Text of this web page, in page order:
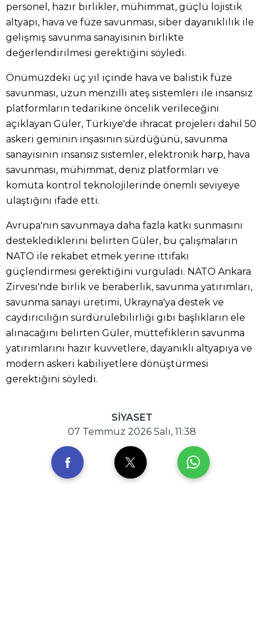
personel, hazır birlikler, mühimmat, güçlü lojistik
altyapı, hava ve füze savunması, siber dayanıklılık ile
gelişmiş savunma sanayisinin birlikte
değerlendirilmesi gerektiğini söyledi.
Önümüzdeki üç yıl içinde hava ve balistik füze
savunması, uzun menzilli ateş sistemleri ile insansız
platformların tedarikine öncelik verileceğini
açıklayan Güler, Türkiye'de ihracat projeleri dahil 50
askeri geminin inşasının sürdüğünü, savunma
sanayisinin insansız sistemler, elektronik harp, hava
savunması, mühimmat, deniz platformları ve
komuta kontrol teknolojilerinde önemli seviyeye
ulaştığını ifade etti.
Avrupa'nın savunmaya daha fazla katkı sunmasını
desteklediklerini belirten Güler, bu çalışmaların
NATO ile rekabet etmek yerine ittifakı
güçlendirmesi gerektiğini vurguladı. NATO Ankara
Zirvesi'nde birlik ve beraberlik, savunma yatırımları,
savunma sanayi üretimi, Ukrayna'ya destek ve
caydırıcılığın sürdürülebilirliği gibi başlıkların ele
alınacağını belirten Güler, müttefiklerin savunma
yatırımlarını hazır kuvvetlere, dayanıklı altyapıya ve
modern askeri kabiliyetlere dönüştürmesi
gerektiğini söyledi.
SİYASET
07 Temmuz 2026 Salı, 11:38